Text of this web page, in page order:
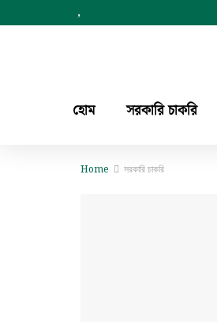
,
হোম সরকারি চাকরি
Home সরকারি চাকরি